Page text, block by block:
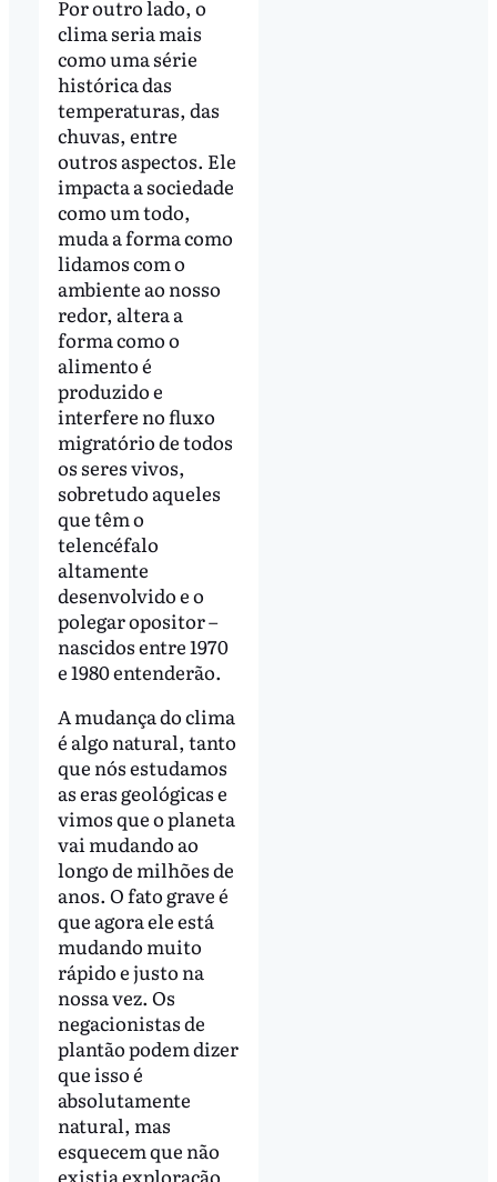
Por outro lado, o
clima seria mais
como uma série
histórica das
temperaturas, das
chuvas, entre
outros aspectos. Ele
impacta a sociedade
como um todo,
muda a forma como
lidamos com o
ambiente ao nosso
redor, altera a
forma como o
alimento é
produzido e
interfere no fluxo
migratório de todos
os seres vivos,
sobretudo aqueles
que têm o
telencéfalo
altamente
desenvolvido e o
polegar opositor –
nascidos entre 1970
e 1980 entenderão.
A mudança do clima
é algo natural, tanto
que nós estudamos
as eras geológicas e
vimos que o planeta
vai mudando ao
longo de milhões de
anos. O fato grave é
que agora ele está
mudando muito
rápido e justo na
nossa vez. Os
negacionistas de
plantão podem dizer
que isso é
absolutamente
natural, mas
esquecem que não
existia exploração